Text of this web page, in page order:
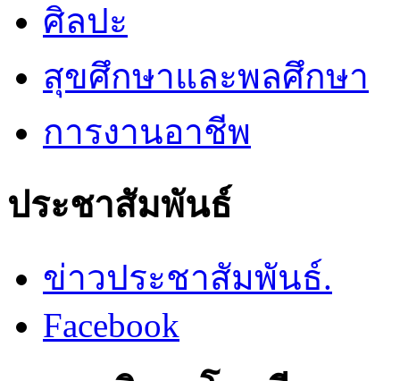
ศิลปะ
สุขศึกษาและพลศึกษา
การงานอาชีพ
ประชาสัมพันธ์
ข่าวประชาสัมพันธ์.
Facebook